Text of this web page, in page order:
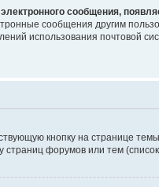
сообщения,
сообщения другим
использования почтовой
кнопку на странице
форумов или тем (список